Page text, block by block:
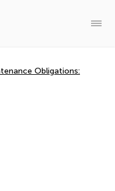
Obligations: